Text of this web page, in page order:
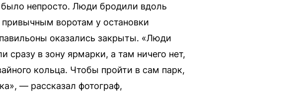
было непросто. Люди бродили вдоль
воротам у остановки
оказались закрыты. «Люди
в зону ярмарки, а там ничего нет,
кольца. Чтобы пройти в сам парк,
— рассказал фотограф,